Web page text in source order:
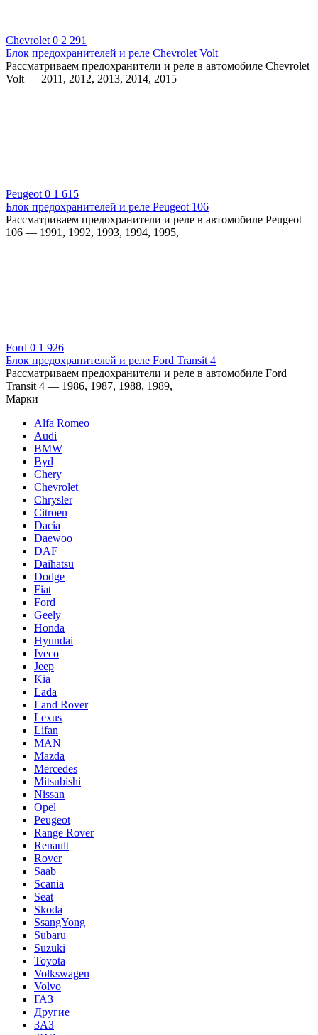
Chevrolet 0 2 291
Блок предохранителей и реле Chevrolet Volt
Рассматриваем предохранители и реле в автомобиле Chevrolet
Volt — 2011, 2012, 2013, 2014, 2015
Peugeot 0 1 615
Блок предохранителей и реле Peugeot 106
Рассматриваем предохранители и реле в автомобиле Peugeot
106 — 1991, 1992, 1993, 1994, 1995,
Ford 0 1 926
Блок предохранителей и реле Ford Transit 4
Рассматриваем предохранители и реле в автомобиле Ford
Transit 4 — 1986, 1987, 1988, 1989,
Марки
Alfa Romeo
Audi
BMW
Byd
Chery
Chevrolet
Chrysler
Citroen
Dacia
Daewoo
DAF
Daihatsu
Dodge
Fiat
Ford
Geely
Honda
Hyundai
Iveco
Jeep
Kia
Lada
Land Rover
Lexus
Lifan
MAN
Mazda
Mercedes
Mitsubishi
Nissan
Opel
Peugeot
Range Rover
Renault
Rover
Saab
Scania
Seat
Skoda
SsangYong
Subaru
Suzuki
Toyota
Volkswagen
Volvo
ГАЗ
Другие
ЗАЗ